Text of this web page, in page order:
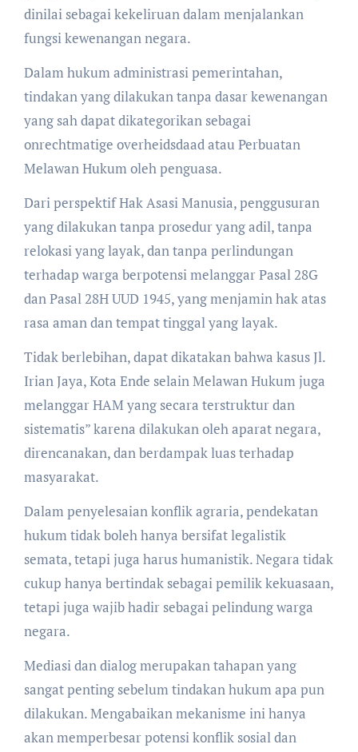
dinilai sebagai kekeliruan dalam menjalankan
fungsi kewenangan negara.
Dalam hukum administrasi pemerintahan,
tindakan yang dilakukan tanpa dasar kewenangan
yang sah dapat dikategorikan sebagai
onrechtmatige overheidsdaad atau Perbuatan
Melawan Hukum oleh penguasa.
Dari perspektif Hak Asasi Manusia, penggusuran
yang dilakukan tanpa prosedur yang adil, tanpa
relokasi yang layak, dan tanpa perlindungan
terhadap warga berpotensi melanggar Pasal 28G
dan Pasal 28H UUD 1945, yang menjamin hak atas
rasa aman dan tempat tinggal yang layak.
Tidak berlebihan, dapat dikatakan bahwa kasus Jl.
Irian Jaya, Kota Ende selain Melawan Hukum juga
melanggar HAM yang secara terstruktur dan
sistematis” karena dilakukan oleh aparat negara,
direncanakan, dan berdampak luas terhadap
masyarakat.
Dalam penyelesaian konflik agraria, pendekatan
hukum tidak boleh hanya bersifat legalistik
semata, tetapi juga harus humanistik. Negara tidak
cukup hanya bertindak sebagai pemilik kekuasaan,
tetapi juga wajib hadir sebagai pelindung warga
negara.
Mediasi dan dialog merupakan tahapan yang
sangat penting sebelum tindakan hukum apa pun
dilakukan. Mengabaikan mekanisme ini hanya
akan memperbesar potensi konflik sosial dan